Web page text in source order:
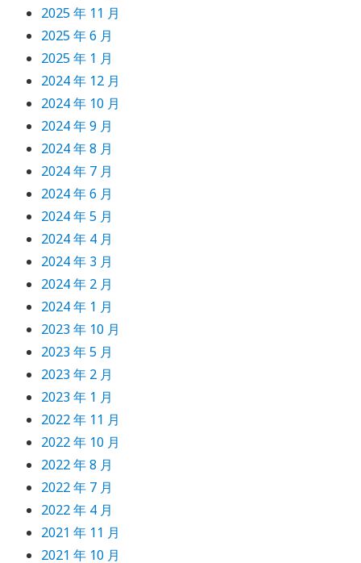
2025 年 11 月
2025 年 6 月
2025 年 1 月
2024 年 12 月
2024 年 10 月
2024 年 9 月
2024 年 8 月
2024 年 7 月
2024 年 6 月
2024 年 5 月
2024 年 4 月
2024 年 3 月
2024 年 2 月
2024 年 1 月
2023 年 10 月
2023 年 5 月
2023 年 2 月
2023 年 1 月
2022 年 11 月
2022 年 10 月
2022 年 8 月
2022 年 7 月
2022 年 4 月
2021 年 11 月
2021 年 10 月